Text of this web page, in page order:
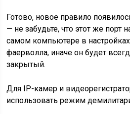
Готово, новое правило
— не забудьте, что этот же порт
самом компьютере в
фаерволла, иначе он будет
закрытый.
Для IP-камер и
использовать режим